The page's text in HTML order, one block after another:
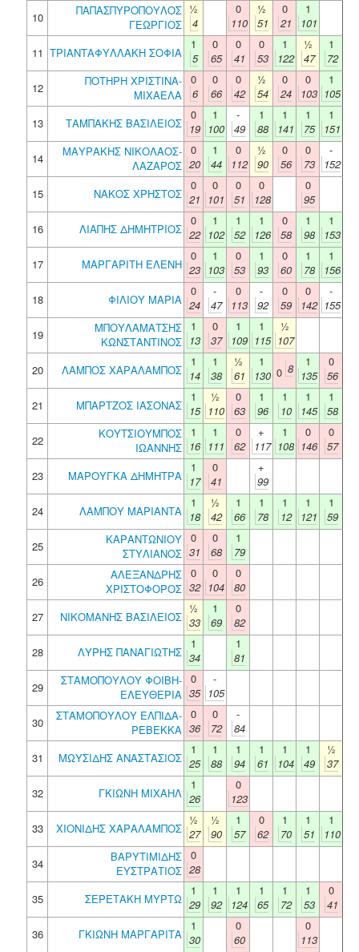
10
ΠΑΠΑΣΠΥΡΟΠΟΥΛΟΣ
ΓΕΩΡΓΙΟΣ
½
4
0
110
½
51
0
21
1
101
11 ΤΡΙΑΝΤΑΦΥΛΛΑΚΗ ΣΟΦΙΑ
1
5
0
65
0
41
0
53
1
122
½
47
1
72
12
ΠΟΤΗΡΗ ΧΡΙΣΤΙΝΑ-
ΜΙΧΑΕΛΑ
0
6
0
66
0
42
½
54
0
24
0
103
1
105
13
ΤΑΜΠΑΚΗΣ ΒΑΣΙΛΕΙΟΣ
0
19
1
100
-
49
1
88
1
141
1
75
1
151
14
ΜΑΥΡΑΚΗΣ ΝΙΚΟΛΑΟΣ-
ΛΑΖΑΡΟΣ
0
20
1
44
0
112
½
90
0
56
0
73
-
152
15
ΝΑΚΟΣ ΧΡΗΣΤΟΣ
0
21
0
101
0
51
0
128
0
95
16
ΛΙΑΠΗΣ ΔΗΜΗΤΡΙΟΣ
0
22
1
102
1
52
1
126
0
58
1
98
1
153
17
ΜΑΡΓΑΡΙΤΗ ΕΛΕΝΗ
0
23
1
103
0
53
1
93
0
60
1
78
1
156
18
ΦΙΛΙΟΥ ΜΑΡΙΑ
0
24
-
47
0
113
-
92
0
59
0
142
-
155
19
ΜΠΟΥΛΑΜΑΤΣΗΣ
ΚΩΝΣΤΑΝΤΙΝΟΣ
1
13
0
37
1
109
1
115
½
107
20
ΛΑΜΠΟΣ ΧΑΡΑΛΑΜΠΟΣ
1
14
1
38
½
61
1
130 0 8
1
135
0
56
21
ΜΠΑΡΤΖΟΣ ΙΑΣΟΝΑΣ
1
15
½
110
0
63
1
96
1
10
1
145
1
58
22
ΚΟΥΤΣΙΟΥΜΠΟΣ
ΙΩΑΝΝΗΣ
1
16
1
111
0
62
+
117
1
108
0
146
0
57
23
ΜΑΡΟΥΓΚΑ ΔΗΜΗΤΡΑ
1
17
0
41
+
99
24
ΛΑΜΠΟΥ ΜΑΡΙΑΝΤΑ
1
18
½
42
1
66
1
78
1
12
1
121
1
59
25
ΚΑΡΑΝΤΩΝΙΟΥ
ΣΤΥΛΙΑΝΟΣ
0
31
0
68
1
79
26
ΑΛΕΞΑΝΔΡΗΣ
ΧΡΙΣΤΟΦΟΡΟΣ
0
32
0
104
0
80
27
ΝΙΚΟΜΑΝΗΣ ΒΑΣΙΛΕΙΟΣ
½
33
1
69
0
82
28
ΛΥΡΗΣ ΠΑΝΑΓΙΩΤΗΣ
1
34
1
81
29
ΣΤΑΜΟΠΟΥΛΟΥ ΦΟΙΒΗ-
ΕΛΕΥΘΕΡΙΑ
0
35
-
105
30
ΣΤΑΜΟΠΟΥΛΟΥ ΕΛΠΙΔΑ-
ΡΕΒΕΚΚΑ
0
36
0
72
-
84
31
ΜΩΥΣΙΔΗΣ ΑΝΑΣΤΑΣΙΟΣ
1
25
1
88
1
94
1
61
1
104
1
49
½
37
32
ΓΚΙΩΝΗ ΜΙΧΑΗΛ
1
26
0
123
33
ΧΙΟΝΙΔΗΣ ΧΑΡΑΛΑΜΠΟΣ
½
27
½
90
1
57
0
62
1
70
1
51
1
110
34
ΒΑΡΥΤΙΜΙΔΗΣ
ΕΥΣΤΡΑΤΙΟΣ
0
28
35
ΣΕΡΕΤΑΚΗ ΜΥΡΤΩ
1
29
1
92
1
124
1
65
1
72
1
53
0
41
36
ΓΚΙΩΝΗ ΜΑΡΓΑΡΙΤΑ
1
30
0
60
0
113